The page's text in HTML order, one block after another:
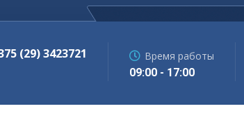
(29) 3423721
Время работы
09:00 - 17:00